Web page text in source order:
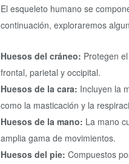
El esqueleto humano se
continuación, exploraremos
Huesos del cráneo: Protegen
frontal, parietal y occipital.
Huesos de la cara: Incluyen la
como la masticación y la
Huesos de la mano: La mano
amplia gama de movimientos.
Huesos del pie: Compuestos